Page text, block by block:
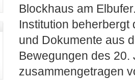
Blockhaus am
Institution beherbergt
und Dokumente aus
Bewegungen des 20.
zusammengetragen